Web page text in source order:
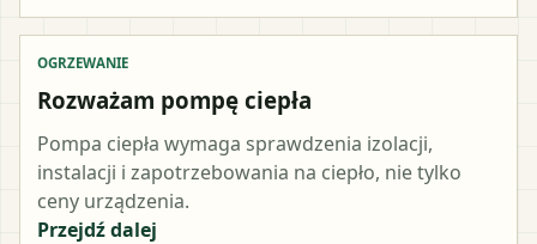
OGRZEWANIE
Rozważam pompę ciepła
Pompa ciepła wymaga sprawdzenia izolacji,
instalacji i zapotrzebowania na ciepło, nie tylko
ceny urządzenia.
Przejdź dalej